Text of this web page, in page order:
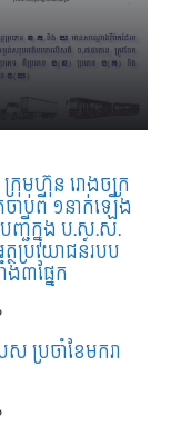
រុមហ៊ុន រោងចក្រ
ាប់ពី ១នាក់ឡើង
បញ្ជីក្នុង ប.ស.ស.
ថប្រយោជន៍របប
៣ផ្នែក
ស ប្រចាំខែមករា